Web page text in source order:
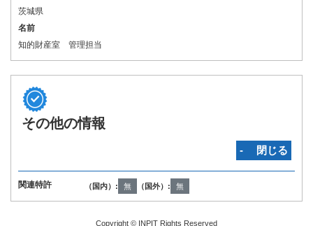
茨城県
名前
知的財産室 管理担当
その他の情報
‐ 閉じる
関連特許 （国内）: 無 （国外）: 無
Copyright © INPIT Rights Reserved